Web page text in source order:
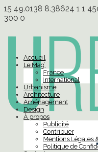
15 49.0138 8.38624 1 1
300 0
Accueil
Le Mag’
France
International
Urbanisme
Architecture
Aménagement
Design
À propos
Publicité
Contribuer
Mentions Légales
Politique de